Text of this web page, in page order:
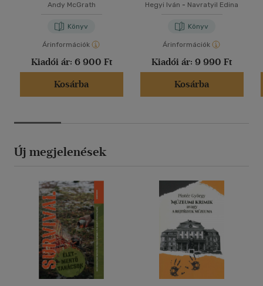
Andy McGrath
Könyv
Árinformációk
Kiadói ár: 6 900 Ft
Kosárba
Hegyi Iván - Navratyil Edina
Könyv
Árinformációk
Kiadói ár: 9 990 Ft
Kosárba
Új megjelenések